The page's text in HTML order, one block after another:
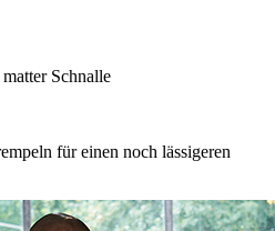
Schnalle
für einen noch lässigeren